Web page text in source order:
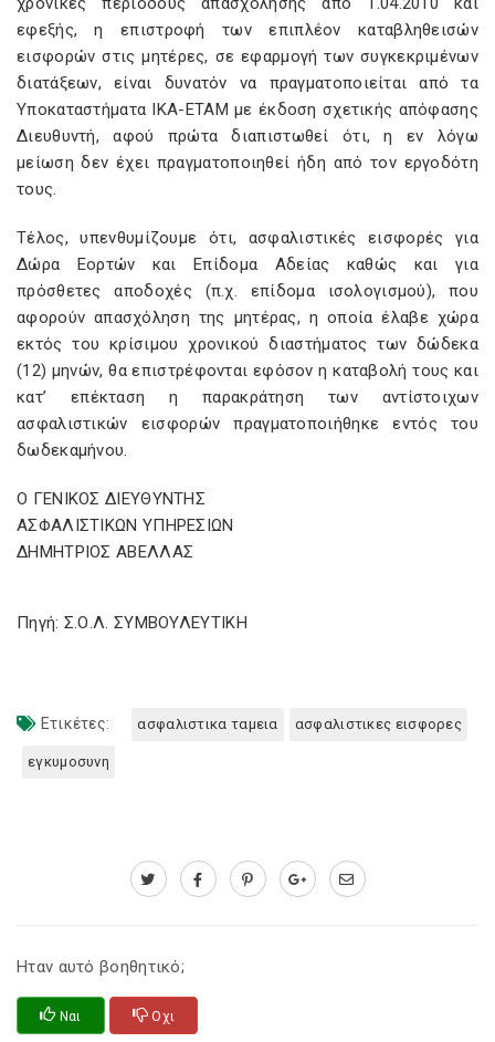
εφεξής, η επιστροφή των επιπλέον καταβληθεισών
εισφορών στις μητέρες, σε εφαρμογή των συγκεκριμένων
διατάξεων, είναι δυνατόν να πραγματοποιείται από τα
Υποκαταστήματα ΙΚΑ-ΕΤΑΜ με έκδοση σχετικής απόφασης
Διευθυντή, αφού πρώτα διαπιστωθεί ότι, η εν λόγω
μείωση δεν έχει πραγματοποιηθεί ήδη από τον εργοδότη
τους.
Τέλος, υπενθυμίζουμε ότι, ασφαλιστικές εισφορές για
Δώρα Εορτών και Επίδομα Αδείας καθώς και για
πρόσθετες αποδοχές (π.χ. επίδομα ισολογισμού), που
αφορούν απασχόληση της μητέρας, η οποία έλαβε χώρα
εκτός του κρίσιμου χρονικού διαστήματος των δώδεκα
(12) μηνών, θα επιστρέφονται εφόσον η καταβολή τους και
κατ’ επέκταση η παρακράτηση των αντίστοιχων
ασφαλιστικών εισφορών πραγματοποιήθηκε εντός του
δωδεκαμήνου.
Ο ΓΕΝΙΚΟΣ ΔΙΕΥΘΥΝΤΗΣ
ΑΣΦΑΛΙΣΤΙΚΩΝ ΥΠΗΡΕΣΙΩΝ
ΔΗΜΗΤΡΙΟΣ ΑΒΕΛΛΑΣ
Πηγή: Σ.Ο.Λ. ΣΥΜΒΟΥΛΕΥΤΙΚΗ
Ετικέτες: ασφαλιστικα ταμεια ασφαλιστικες εισφορες
εγκυμοσυνη
Ηταν αυτό βοηθητικό;
Ναι Οχι